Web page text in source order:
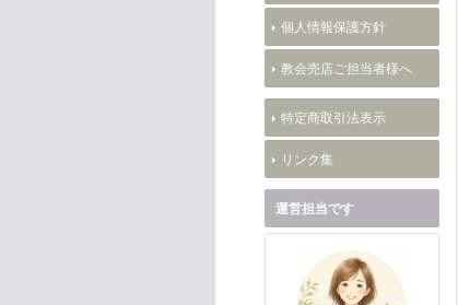
個人情報保護方針
教会売店ご担当者様へ
特定商取引法表示
リンク集
運営担当です